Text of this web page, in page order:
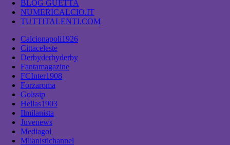
BLOG GUETTA
NUMERICALCIO.IT
TUTTITALENTI.COM
Calcionapoli1926
Cittaceleste
Derbyderbyderby
Fantamagazine
FCInter1908
Forzaroma
Golssip
Hellas1903
Ilmilanista
Juvenews
Mediagol
Milanistichannel